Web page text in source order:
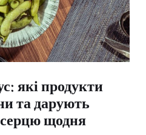
які продукти
та дарують
щодня